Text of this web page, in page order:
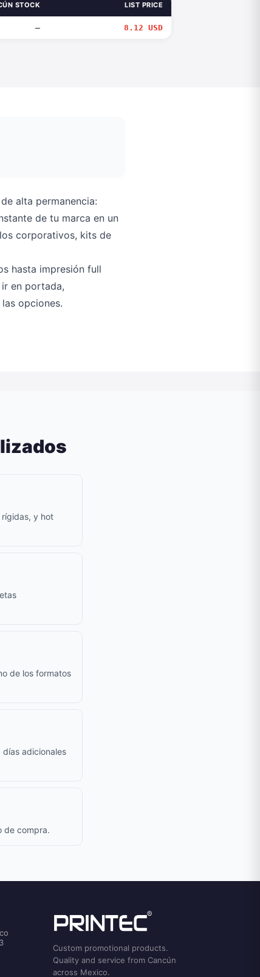
STOCK LIST PRICE
— 8.12 USD
alta permanencia:
de tu marca en un
corporativos, kits de
hasta impresión full
en portada,
opciones.
y hot
de los formatos
adicionales
de compra.
Custom promotional products.
Quality and service from Cancún
across Mexico.